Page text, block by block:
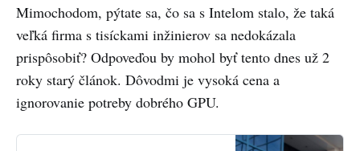
Mimochodom, pýtate sa, čo sa s Intelom stalo, že taká
veľká firma s tisíckami inžinierov sa nedokázala
prispôsobiť? Odpoveďou by mohol byť tento dnes už 2
roky starý článok. Dôvodmi je vysoká cena a
ignorovanie potreby dobrého GPU.